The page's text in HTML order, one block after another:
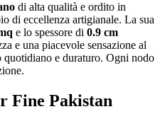
di alta qualità e ordito in
di eccellenza artigianale. La sua
e lo spessore di 0.9 cm
e una piacevole sensazione al
quotidiano e duraturo. Ogni nodo
Fine Pakistan